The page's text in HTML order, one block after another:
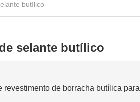
butílico
selante butílico
de borracha butílica para